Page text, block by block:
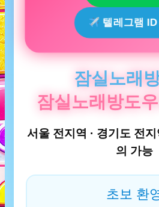
텔레그램
잠실노래
잠실노래방도
서울 전지역 · 경기도 전
의 가능
초보 환